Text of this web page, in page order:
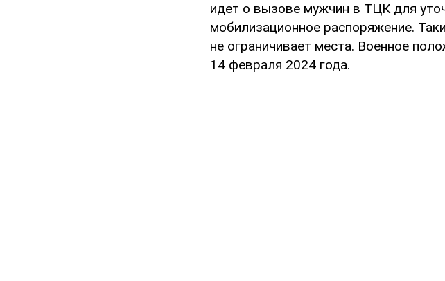
идет о вызове мужчин в ТЦК для
мобилизационное распоряжение.
не ограничивает места. Военное
14 февраля 2024 года.